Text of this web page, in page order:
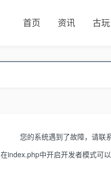
首页 资讯 古玩
您的系统遇到了故障，请联
在index.php中开启开发者模式可